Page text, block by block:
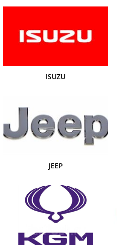
ISUZU
JEEP